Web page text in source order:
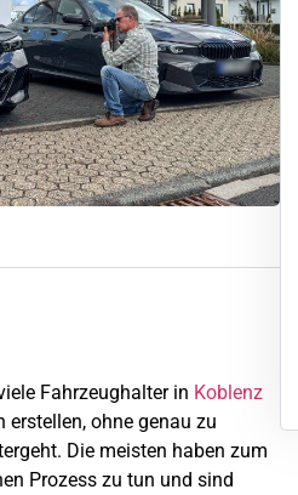
Fahrzeughalter in Koblenz
erstellen, ohne genau zu
Die meisten haben zum
Prozess zu tun und sind